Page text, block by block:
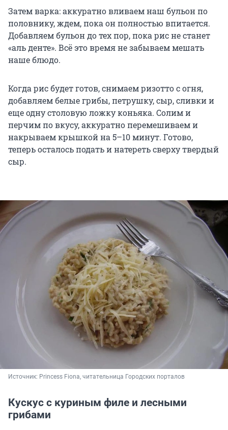
Затем варка: аккуратно вливаем наш бульон по
половнику, ждем, пока он полностью впитается.
Добавляем бульон до тех пор, пока рис не станет
«аль денте». Всё это время не забываем мешать
наше блюдо.
Когда рис будет готов, снимаем ризотто с огня,
добавляем белые грибы, петрушку, сыр, сливки и
еще одну столовую ложку коньяка. Солим и
перчим по вкусу, аккуратно перемешиваем и
накрываем крышкой на 5–10 минут. Готово,
теперь осталось подать и натереть сверху твердый
сыр.
Источник: Princess Fiona, читательница Городских порталов
Кускус с куриным филе и лесными
грибами